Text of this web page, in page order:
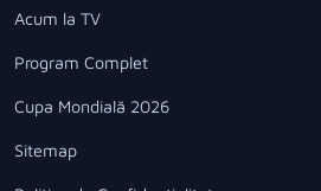
Acum la TV
Program Complet
Cupa Mondială 2026
Sitemap